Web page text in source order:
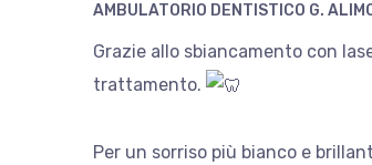
AMBULATORIO DENTISTICO G.
Grazie allo sbiancamento con
trattamento.
Per un sorriso più bianco e